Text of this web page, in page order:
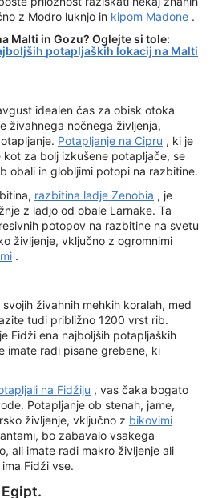
z Modro luknjo in kipom Madone .
Malti in Gozu? Oglejte si tole:
potapljaških lokacij na Malti
idealen čas za obisk otoka
živahnega nočnega življenja,
Potapljanje na Cipru , ki je
za bolj izkušene potapljače, se
obali in globljimi potopi na razbitine.
razbitina ladje Zenobia , je
z ladjo od obale Larnake. Ta
potopov na razbitine na svetu
življenje, vključno z ogromnimi
.
živahnih mehkih koralah, med
tudi približno 1200 vrst rib.
Fidži ena najboljših potapljaških
imate radi pisane grebene, ki
na Fidžiju , vas čaka bogato
Potapljanje ob stenah, jame,
življenje, vključno z bikovimi
bo zabavalo vsakega
ali imate radi makro življenje ali
Fidži vse.